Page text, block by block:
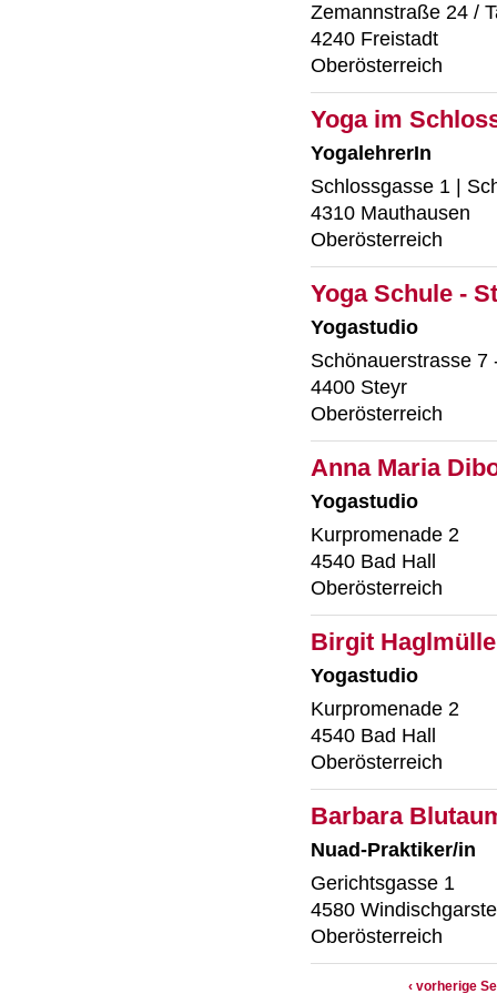
Zemannstraße 24 /
4240 Freistadt
Oberösterreich
Yoga im
YogalehrerIn
Schlossgasse 1 |
4310 Mauthausen
Oberösterreich
Yoga Schule -
Yogastudio
Schönauerstrasse 7
4400 Steyr
Oberösterreich
Anna Maria
Yogastudio
Kurpromenade 2
4540 Bad Hall
Oberösterreich
Birgit
Yogastudio
Kurpromenade 2
4540 Bad Hall
Oberösterreich
Barbara
Nuad-Praktiker/in
Gerichtsgasse 1
4580
Oberösterreich
‹ vorherige